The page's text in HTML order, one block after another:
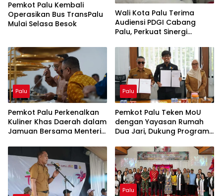
Pemkot Palu Kembali
Operasikan Bus TransPalu
Mulai Selasa Besok
Wali Kota Palu Terima
Audiensi PDGI Cabang
Palu, Perkuat Sinergi
dan Mulut
Palu
Pemkot Palu Perkenalkan
Kuliner Khas Daerah dalam
Jamuan Bersama Menteri
Palu
Pemkot Palu Teken MoU
dengan Yayasan Rumah
Dua Jari, Dukung Program
Palu